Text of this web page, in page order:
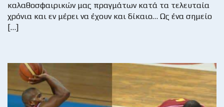
καλαθοσφαιρικών μας πραγμάτων κατά τα τελευταία
χρόνια και εν μέρει να έχουν και δίκαιο… Ως ένα σημείο
[…]